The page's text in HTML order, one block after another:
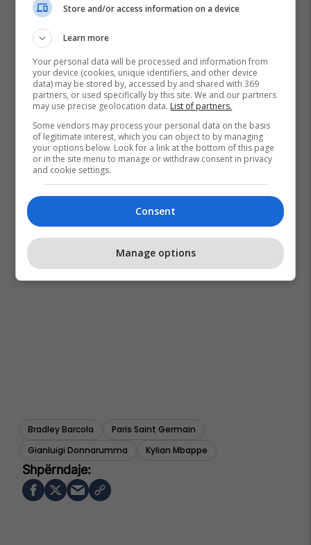
Bradley Barcola
Paris Saint Germain
Gianluigi Donnarumma
Kylian Mbappe
Store and/or access information on a device
Learn more
Your personal data will be processed and information from
your device (cookies, unique identifiers, and other device
data) may be stored by, accessed by and shared with 369
partners, or used specifically by this site. We and our partners
may use precise geolocation data. List of partners.
Some vendors may process your personal data on the basis
of legitimate interest, which you can object to by managing
your options below. Look for a link at the bottom of this page
or in the site menu to manage or withdraw consent in privacy
and cookie settings.
Consent
Manage options